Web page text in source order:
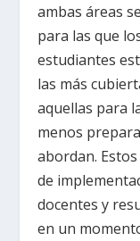
ambas áreas
para las que
estudiantes
las más
aquellas para
menos
abordan.
de
docentes y
en un